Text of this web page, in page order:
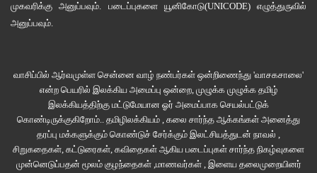
முகவரிக்கு அனுப்பவும். படைப்புகளை யூனிகோடு(UNICODE)எழுத்துருவில்
அனுப்பவும்.
வாசிப்பில் ஆர்வமுள்ள சென்னை வாழ் நண்பர்கள் ஒன்றிணைந்து 'வாசகசாலை'
என்ற பெயரில் இலக்கிய அமைப்பு ஒன்றை, முழுக்க முழுக்க தமிழ்
இலக்கியத்திற்கு மட்டுமேயான ஓர் அமைப்பாக செயல்பட்டுக்
கொண்டிருக்குகிறோம்.. தமிழிலக்கியம் , கலை சார்ந்த ஆக்கங்கள் அனைத்து
தரப்பு மக்களுக்கும் கொண்டுச் சேர்க்கும் இலட்சியத்துடன் நாவல் ,
சிறுகதைகள், கட்டுரைகள், கவிதைகள் ஆகிய படைப்புகள் சார்ந்த நிகழ்வுகளை
முன்னெடுப்பதன் மூலம் குழந்தைகள் ,மாணவர்கள் , இளைய தலைமுறையினர்